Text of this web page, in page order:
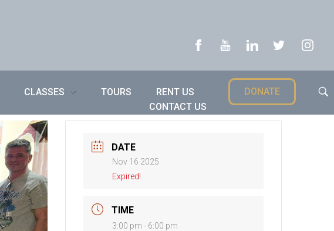
CLASSES TOURS
RENT US
CONTACT US
DONATE
DATE
Nov 16 2025
Expired!
TIME
3:00 pm - 6:00 pm